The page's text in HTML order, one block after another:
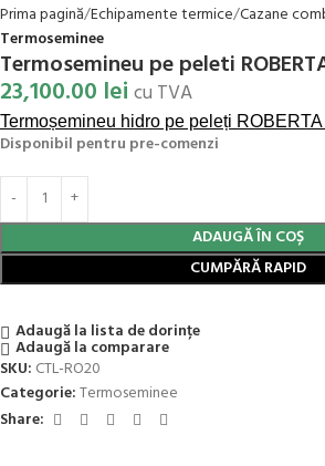
Prima pagină Echipamente termice Cazane
Termoseminee
Termosemineu pe peleti
23,100.00 lei cu TVA
Termoșemineu hidro pe peleți ROBERTA
Disponibil pentru pre-comenzi
ADAUGĂ ÎN COȘ
CUMPĂRĂ RAPID
Adaugă la lista de dorințe
Adaugă la comparare
SKU: CTL-RO20
Categorie:Termoseminee
Share: